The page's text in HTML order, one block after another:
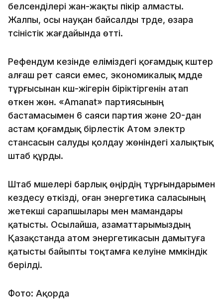
белсенділері жан-жақты пікір алмасты.
Жалпы, осы науқан байсалды түрде, өзара
түсіністік жағдайында өтті.
Рефендум кезінде еліміздегі қоғамдық күштер
алғаш рет саяси емес, экономикалық мүдде
тұрғысынан күш-жігерін біріктіргенін атап
өткен жөн. «Amanat» партиясының
бастамасымен 6 саяси партия және 20-дан
астам қоғамдық бірлестік Атом электр
стансасын салуды қолдау жөніндегі халықтық
штаб құрды.
Штаб мүшелері барлық өңірдің тұрғындарымен
кездесу өткізді, оған энергетика саласының
жетекші сарапшылары мен мамандары
қатысты. Осылайша, азаматтарымыздың
Қазақстанда атом энергетикасын дамытуға
қатысты байыпты тоқтамға келуіне мүмкіндік
берілді.
Фото: Ақорда